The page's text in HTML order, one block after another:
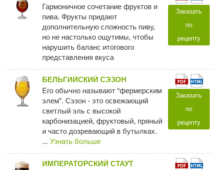
Гармоничное сочетание фруктов и
пива. Фрукты придают
дополнительную сложность пиву,
но не настолько ощутимы, чтобы
нарушить баланс итогового
представления вкуса
Заказать
по
рецепту
БЕЛЬГИЙСКИЙ СЭЗОН
Его обычно называют “фермерским
элем”. Сэзон - это освежающий
светлый эль с высокой
карбонизацией, фруктовый, пряный
и часто дозревающий в бутылках.
... Узнать больше
Заказать
по
рецепту
ИМПЕРАТОРСКИЙ СТАУТ